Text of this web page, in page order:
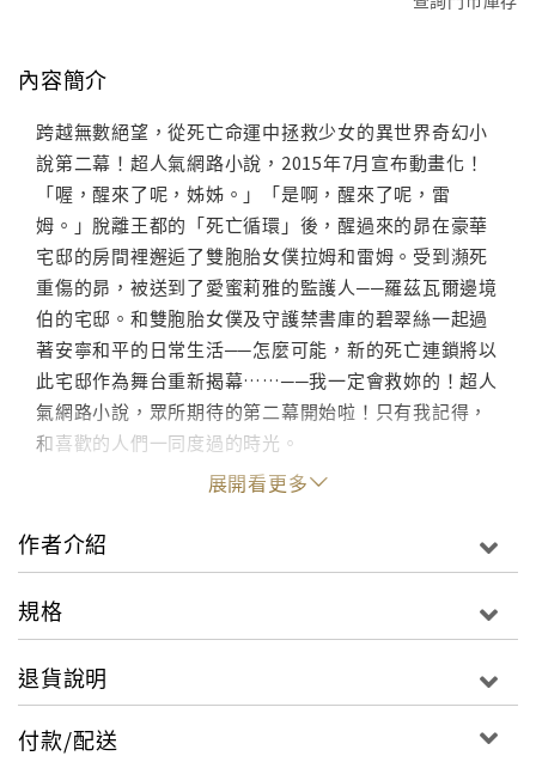
內容簡介
跨越無數絕望，從死亡命運中拯救少女的異世界奇幻小
說第二幕！超人氣網路小說，2015年7月宣布動畫化！
「喔，醒來了呢，姊姊。」「是啊，醒來了呢，雷
姆。」脫離王都的「死亡循環」後，醒過來的昴在豪華
宅邸的房間裡邂逅了雙胞胎女僕拉姆和雷姆。受到瀕死
重傷的昴，被送到了愛蜜莉雅的監護人──羅茲瓦爾邊境
伯的宅邸。和雙胞胎女僕及守護禁書庫的碧翠絲一起過
著安寧和平的日常生活──怎麼可能，新的死亡連鎖將以
此宅邸作為舞台重新揭幕……──我一定會救妳的！超人
氣網路小說，眾所期待的第二幕開始啦！只有我記得，
和喜歡的人們一同度過的時光。
展開看更多
作者介紹
規格
退貨說明
付款/配送